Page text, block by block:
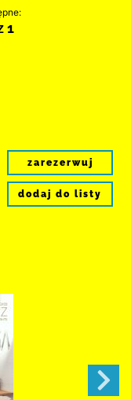
1
zarezerwuj
dodaj do listy